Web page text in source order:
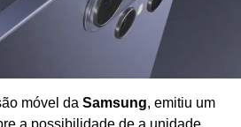
móvel da Samsung, emitiu um